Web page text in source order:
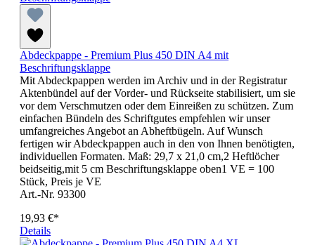
Abdeckpappe - Premium Plus 450 DIN A4 mit
Beschriftungsklappe
Mit Abdeckpappen werden im Archiv und in der Registratur
Aktenbündel auf der Vorder- und Rückseite stabilisiert, um sie
vor dem Verschmutzen oder dem Einreißen zu schützen. Zum
einfachen Bündeln des Schriftgutes empfehlen wir unser
umfangreiches Angebot an Abheftbügeln. Auf Wunsch
fertigen wir Abdeckpappen auch in den von Ihnen benötigten,
individuellen Formaten. Maß: 29,7 x 21,0 cm,2 Heftlöcher
beidseitig,mit 5 cm Beschriftungsklappe oben1 VE = 100
Stück, Preis je VE
Art.-Nr. 93300
19,93 €*
Details